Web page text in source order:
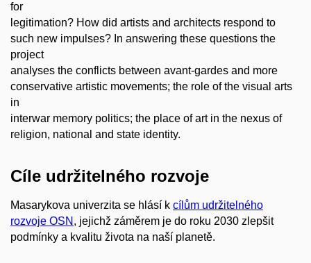
for
legitimation? How did artists and architects respond to
such new impulses? In answering these questions the
project
analyses the conflicts between avant-gardes and more
conservative artistic movements; the role of the visual arts
in
interwar memory politics; the place of art in the nexus of
religion, national and state identity.
Cíle udržitelného rozvoje
Masarykova univerzita se hlásí k cílům udržitelného
rozvoje OSN , jejichž záměrem je do roku 2030 zlepšit
podmínky a kvalitu života na naší planetě.